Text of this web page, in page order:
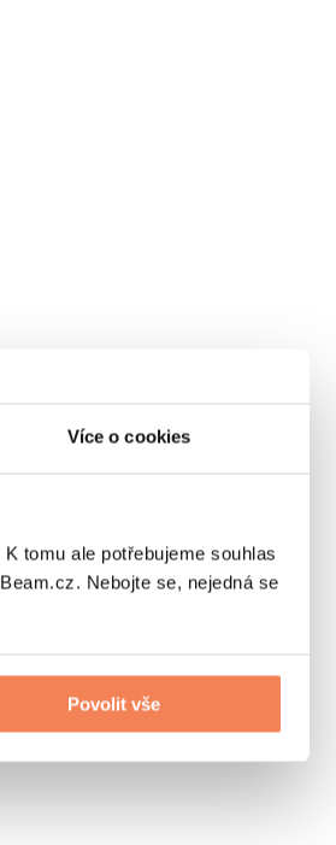
Více o cookies
tomu ale potřebujeme souhlas
Nebojte se, nejedná se
Povolit vše